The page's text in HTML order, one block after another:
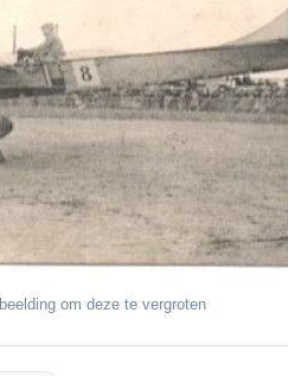
om deze te vergroten